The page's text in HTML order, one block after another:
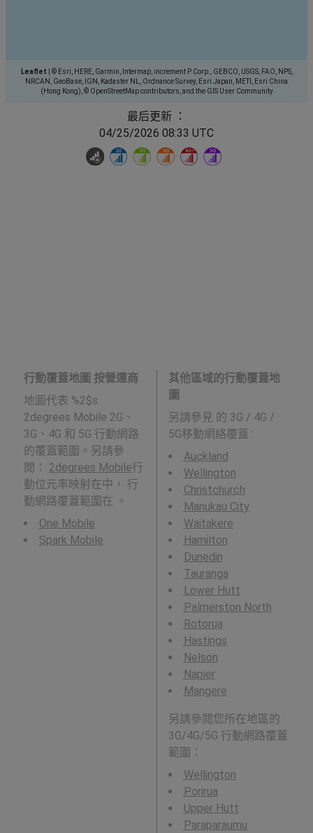
Leaflet
© Esri, HERE, Garmin, Intermap, increment P Corp., GEBCO, USGS, FAO, NPS,
NRCAN, GeoBase, IGN, Kadaster NL, Ordnance Survey, Esri Japan, METI, Esri China
(Hong Kong), © OpenStreetMap contributors, and the GIS User Community
最后更新 ：
04/25/2026 08:33 UTC
行動覆蓋地圖 按營運商
地圖代表 %2$s
2degrees Mobile 2G、
3G、4G 和 5G 行動網路
的覆蓋範圍。另請參
閱： 2degrees Mobile行
動位元率映射在中， 行
動網路覆蓋範圍在 。
One Mobile
Spark Mobile
其他區域的行動覆蓋地
圖
另請參見 的 3G / 4G /
5G移動網絡覆蓋 :
Auckland
Wellington
Christchurch
Manukau City
Waitakere
Hamilton
Dunedin
Tauranga
Lower Hutt
Palmerston North
Rotorua
Hastings
Nelson
Napier
Mangere
另請參閱您所在地區的
3G/4G/5G 行動網路覆蓋
範圍：
Wellington
Porirua
Upper Hutt
Paraparaumu